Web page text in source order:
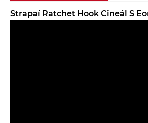
Strapaí Ratchet Hook Cineál S